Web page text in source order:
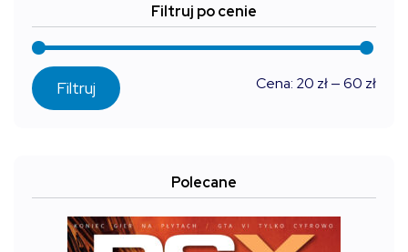
Filtruj po cenie
Filtruj Cena: 20 zł—60 zł
Polecane